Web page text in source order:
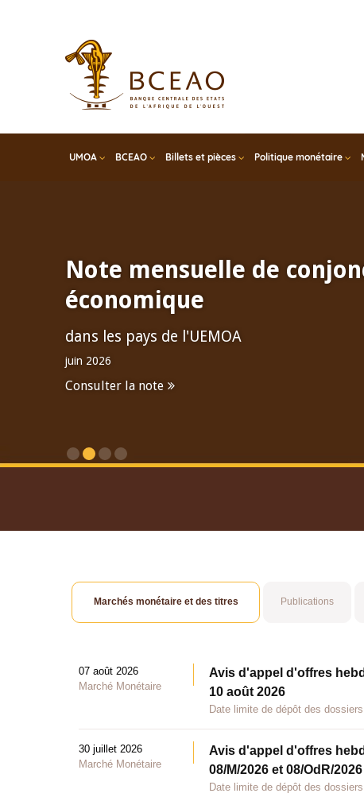
UMOA BCEAO Billets et pièces Politique monétaire
Note mensuelle de
économique
dans les pays de l'UEMOA
juin 2026
Consulter la note
Marchés monétaire et des titres Publications
07 août 2026
Marché Monétaire
Avis d'appel d'offres
10 août 2026
Date limite de dépôt des
30 juillet 2026
Marché Monétaire
Avis d'appel d'offres
08/M/2026 et 08/OdR/
Date limite de dépôt des